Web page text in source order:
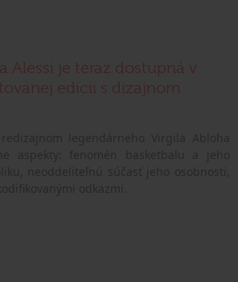
Alessi je teraz dostupná v
edícii s dizajnom